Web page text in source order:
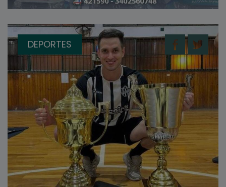
DEPORTES